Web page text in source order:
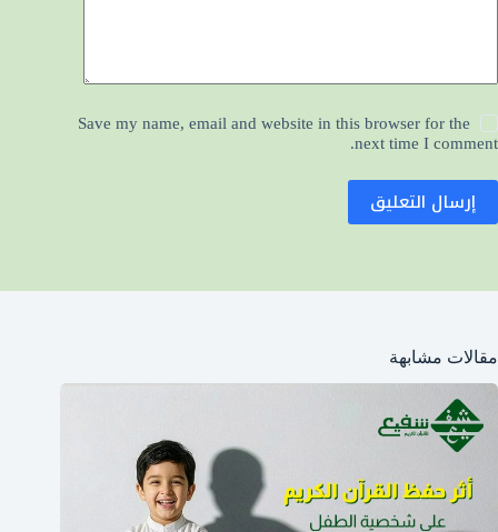
Save my name, email and website in this browser for the
next time I comment.
إرسال التعليق
مقالات مشابهة